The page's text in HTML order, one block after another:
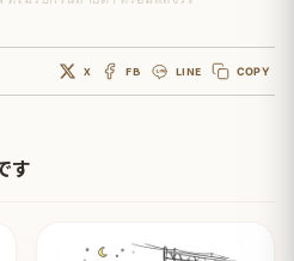
X FB LINE COPY
す